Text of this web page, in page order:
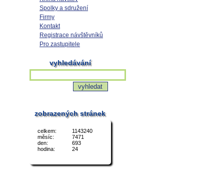
Spolky a sdružení
Firmy
Kontakt
Registrace návštěvníků
Pro zastupitele
vyhledávání
zobrazených stránek
celkem:
1143240
měsíc:
7471
den:
693
hodina:
24